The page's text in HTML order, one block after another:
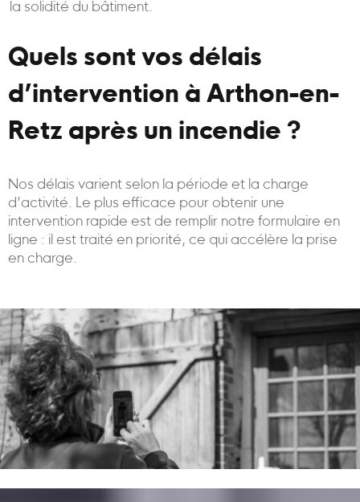
la solidité du bâtiment.
Quels sont vos délais
d’intervention à Arthon-en-
Retz après un incendie ?
Nos délais varient selon la période et la charge
d’activité. Le plus efficace pour obtenir une
intervention rapide est de remplir notre formulaire en
ligne : il est traité en priorité, ce qui accélère la prise
en charge.